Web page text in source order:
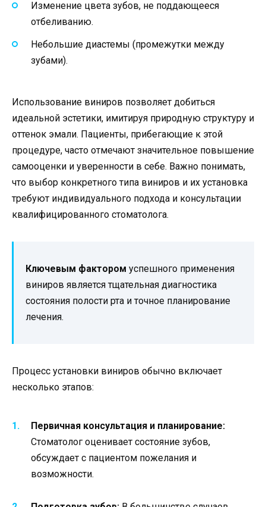
Изменение цвета зубов, не поддающееся
отбеливанию.
Небольшие диастемы (промежутки между
зубами).
Использование виниров позволяет добиться
идеальной эстетики, имитируя природную структуру и
оттенок эмали. Пациенты, прибегающие к этой
процедуре, часто отмечают значительное повышение
самооценки и уверенности в себе. Важно понимать,
что выбор конкретного типа виниров и их установка
требуют индивидуального подхода и консультации
квалифицированного стоматолога.
Ключевым фактором успешного применения
виниров является тщательная диагностика
состояния полости рта и точное планирование
лечения.
Процесс установки виниров обычно включает
несколько этапов:
Первичная консультация и планирование:
Стоматолог оценивает состояние зубов,
обсуждает с пациентом пожелания и
возможности.